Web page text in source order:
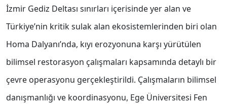
İzmir Gediz Deltası sınırları içerisinde yer alan ve
Türkiye’nin kritik sulak alan ekosistemlerinden biri olan
Homa Dalyanı’nda, kıyı erozyonuna karşı yürütülen
bilimsel restorasyon çalışmaları kapsamında detaylı bir
çevre operasyonu gerçekleştirildi. Çalışmaların bilimsel
danışmanlığı ve koordinasyonu, Ege Üniversitesi Fen